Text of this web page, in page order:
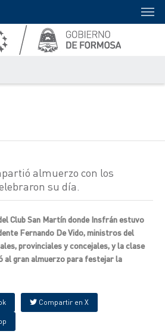
almuerzo con los
su día.
Club San Martín donde Insfrán estuvo
Fernando De Vido, ministros del
provinciales y concejales, y la clase
al gran almuerzo para festejar la
Compartir en X